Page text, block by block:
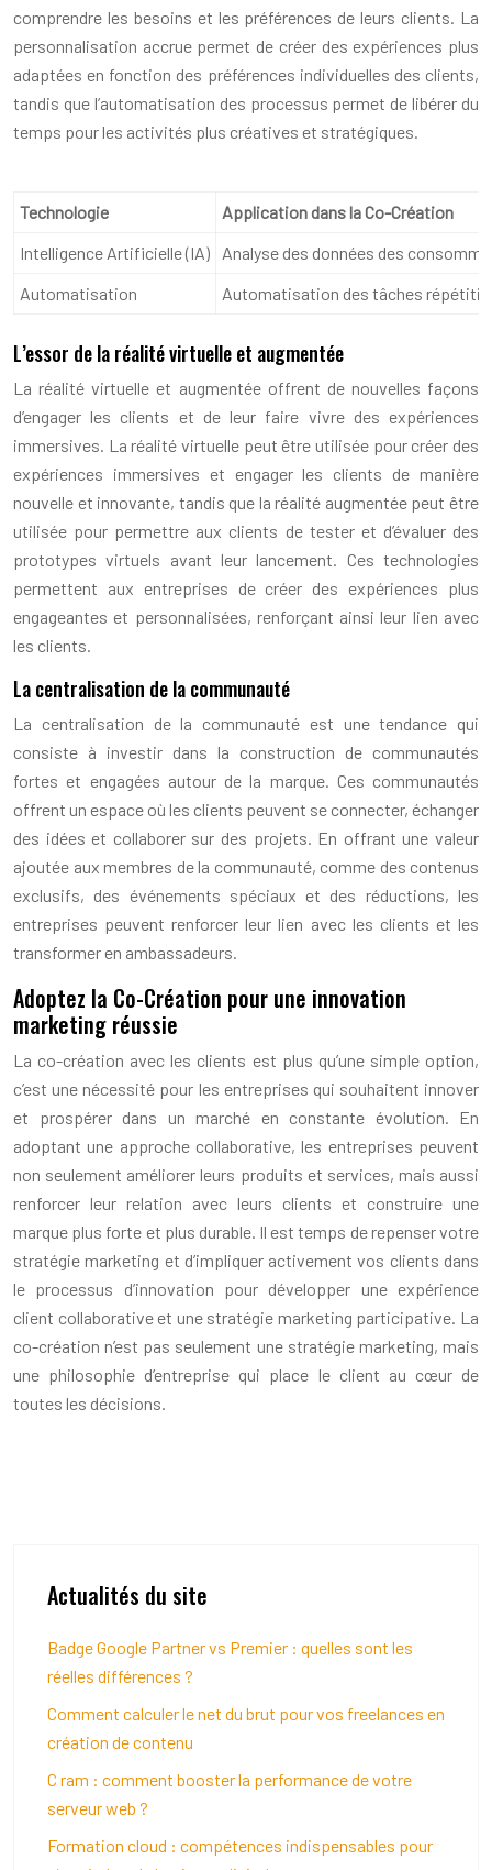
comprendre les besoins et les préférences de leurs clients. La
personnalisation accrue permet de créer des expériences plus
adaptées en fonction des préférences individuelles des clients,
tandis que l’automatisation des processus permet de libérer du
temps pour les activités plus créatives et stratégiques.
Technologie
Application dans la Co-Création
Intelligence Artificielle (IA)
Analyse des données des
Automatisation
Automatisation des tâches
L’essor de la réalité virtuelle et augmentée
La réalité virtuelle et augmentée offrent de nouvelles façons
d’engager les clients et de leur faire vivre des expériences
immersives. La réalité virtuelle peut être utilisée pour créer des
expériences immersives et engager les clients de manière
nouvelle et innovante, tandis que la réalité augmentée peut être
utilisée pour permettre aux clients de tester et d’évaluer des
prototypes virtuels avant leur lancement. Ces technologies
permettent aux entreprises de créer des expériences plus
engageantes et personnalisées, renforçant ainsi leur lien avec
les clients.
La centralisation de la communauté
La centralisation de la communauté est une tendance qui
consiste à investir dans la construction de communautés
fortes et engagées autour de la marque. Ces communautés
offrent un espace où les clients peuvent se connecter, échanger
des idées et collaborer sur des projets. En offrant une valeur
ajoutée aux membres de la communauté, comme des contenus
exclusifs, des événements spéciaux et des réductions, les
entreprises peuvent renforcer leur lien avec les clients et les
transformer en ambassadeurs.
Adoptez la Co-Création pour une innovation
marketing réussie
La co-création avec les clients est plus qu’une simple option,
c’est une nécessité pour les entreprises qui souhaitent innover
et prospérer dans un marché en constante évolution. En
adoptant une approche collaborative, les entreprises peuvent
non seulement améliorer leurs produits et services, mais aussi
renforcer leur relation avec leurs clients et construire une
marque plus forte et plus durable. Il est temps de repenser votre
stratégie marketing et d’impliquer activement vos clients dans
le processus d’innovation pour développer une expérience
client collaborative et une stratégie marketing participative. La
co-création n’est pas seulement une stratégie marketing, mais
une philosophie d’entreprise qui place le client au cœur de
toutes les décisions.
Actualités du site
Badge Google Partner vs Premier : quelles sont les
réelles différences ?
Comment calculer le net du brut pour vos freelances en
création de contenu
C ram : comment booster la performance de votre
serveur web ?
Formation cloud : compétences indispensables pour